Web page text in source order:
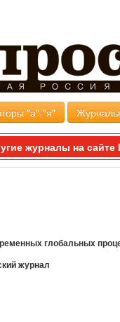
"а"-"я"
журналы на
глобальных
журнал